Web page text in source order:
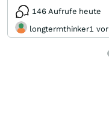
146 Aufrufe heute
longtermthinker1